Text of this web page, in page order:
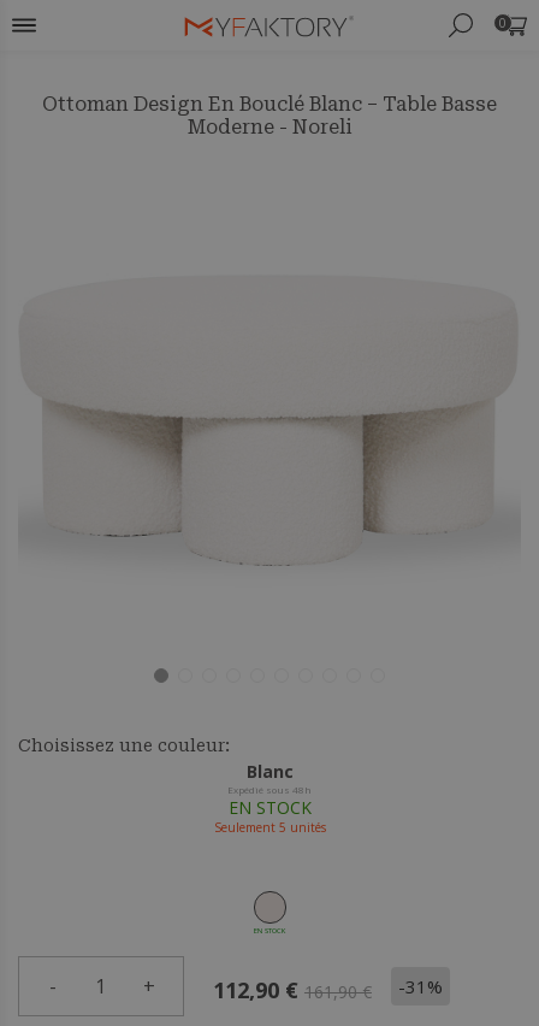
0
Ottoman Design En Bouclé Blanc – Table Basse
Moderne - Noreli
Choisissez une couleur:
Blanc
Expédié sous 48h
EN STOCK
Seulement 5 unités
EN STOCK
- 1 + 112,90 € 161,90 € -31%